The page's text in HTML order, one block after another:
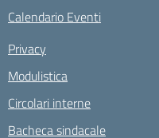
Calendario Eventi
Privacy
Modulistica
Circolari interne
Bacheca sindacale